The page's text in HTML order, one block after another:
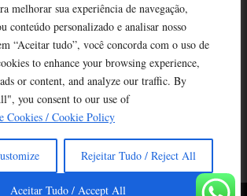
melhorar sua experiência de navegação,
conteúdo personalizado e analisar nosso
“Aceitar tudo”, você concorda com o uso de
to enhance your browsing experience,
or content, and analyze our traffic. By
you consent to our use of
Cookies / Cookie Policy
Rejeitar Tudo / Reject All
Aceitar Tudo / Accept All
2013 / 2026
MKT DIGITAL